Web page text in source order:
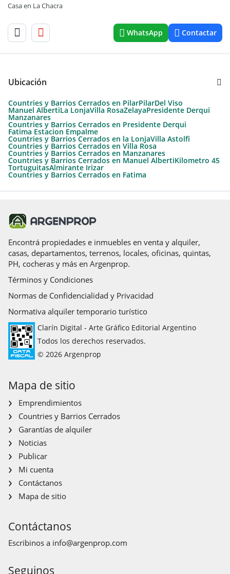
Casa en La Chacra
WhatsApp Contactar
Ubicación
Countries y Barrios Cerrados en PilarPilarDel Viso
Manuel AlbertiLa LonjaVilla RosaZelayaPresidente Derqui
Manzanares
Countries y Barrios Cerrados en Presidente Derqui
Fatima Estacion Empalme
Countries y Barrios Cerrados en la LonjaVilla Astolfi
Countries y Barrios Cerrados en Villa Rosa
Countries y Barrios Cerrados en Manzanares
Countries y Barrios Cerrados en Manuel AlbertiKilometro 45
TortuguitasAlmirante Irizar
Countries y Barrios Cerrados en Fatima
Encontrá propiedades e inmuebles en venta y alquiler,
casas, departamentos, terrenos, locales, oficinas, quintas,
PH, cocheras y más en Argenprop.
Términos y Condiciones
Normas de Confidencialidad y Privacidad
Normativa alquiler temporario turístico
Clarín Digital - Arte Gráfico Editorial Argentino
Todos los derechos reservados.
© 2026 Argenprop
Mapa de sitio
Emprendimientos
Countries y Barrios Cerrados
Garantías de alquiler
Noticias
Publicar
Mi cuenta
Contáctanos
Mapa de sitio
Contáctanos
Escribinos a info@argenprop.com
Seguinos